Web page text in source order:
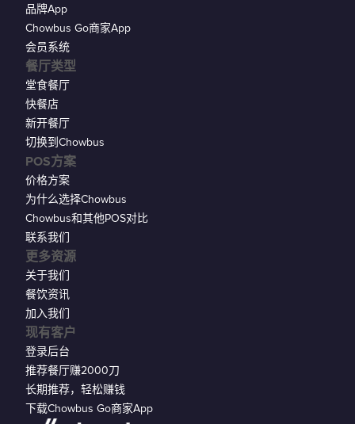
现有客户
登录后台
推荐餐厅赚2000刀
长期推荐，轻松赚钱
下载Chowbus Go商家App
品牌App
Chowbus Go商家App
会员系统
餐厅类型
堂食餐厅
快餐店
新开餐厅
切换到Chowbus
POS方案
价格方案
为什么选择Chowbus
Chowbus和其他POS对比
联系我们
更多资源
关于我们
餐饮资讯
加入我们